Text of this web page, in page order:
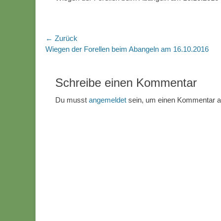
Beitragsnavigation
← Zurück
Vorhergehender
Wiegen der Forellen beim Abangeln am 16.10.2016
Schreibe einen Kommentar
Du musst angemeldet sein, um einen Kommentar